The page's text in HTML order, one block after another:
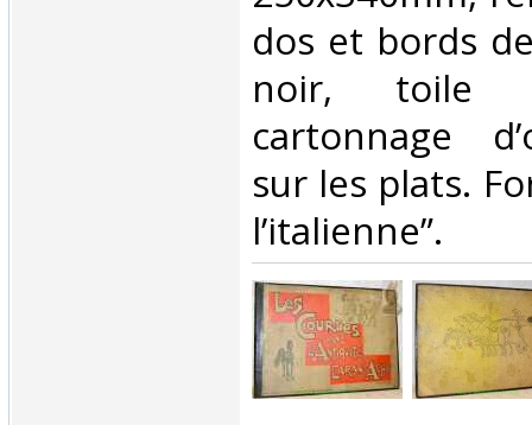
dos et bords
noir, toile
cartonnage
sur les plats.
l’italienne”. ‎